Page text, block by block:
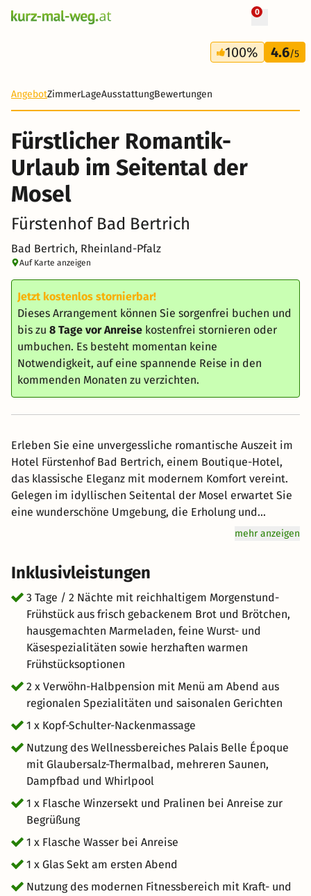
0
3 Tage
392 €
+ 10 Fotos
100% 4.6/5
AngebotZimmerLageAusstattungBewertungen
Fürstlicher Romantik-
Urlaub im Seitental der
Mosel
Fürstenhof Bad Bertrich
Bad Bertrich, Rheinland-Pfalz
Auf Karte anzeigen
Jetzt kostenlos stornierbar!
Dieses Arrangement können Sie sorgenfrei buchen und
bis zu 8 Tage vor Anreise kostenfrei stornieren oder
umbuchen. Es besteht momentan keine
Notwendigkeit, auf eine spannende Reise in den
kommenden Monaten zu verzichten.
Erleben Sie eine unvergessliche romantische Auszeit im
Hotel Fürstenhof Bad Bertrich, einem Boutique-Hotel,
das klassische Eleganz mit modernem Komfort vereint.
Gelegen im idyllischen Seitental der Mosel erwartet Sie
eine wunderschöne Umgebung, die Erholung und
Naturgenuss in perfekter Harmonie bietet. Lassen Sie
verzaubern und genießen Sie die Ruhe und den Charme
dieses außergewöhnlichen Ortes. Ein Aufenthalt im Hotel
Fürstenhof Bad Bertrich ist die perfekte Wahl für Paare,
die eine Kombination aus Natur, Entspannung und
stilvollem Ambiente suchen
mehr anzeigen
Inklusivleistungen
3 Tage / 2 Nächte mit reichhaltigem Morgenstund-
Frühstück aus frisch gebackenem Brot und Brötchen,
hausgemachten Marmeladen, feine Wurst- und
Käsespezialitäten sowie herzhaften warmen
Frühstücksoptionen
2 x Verwöhn-Halbpension mit Menü am Abend aus
regionalen Spezialitäten und saisonalen Gerichten
1 x Kopf-Schulter-Nackenmassage
Nutzung des Wellnessbereiches Palais Belle Époque
mit Glaubersalz-Thermalbad, mehreren Saunen,
Dampfbad und Whirlpool
1 x Flasche Winzersekt und Pralinen bei Anreise zur
Begrüßung
1 x Flasche Wasser bei Anreise
1 x Glas Sekt am ersten Abend
Nutzung des modernen Fitnessbereich mit Kraft- und